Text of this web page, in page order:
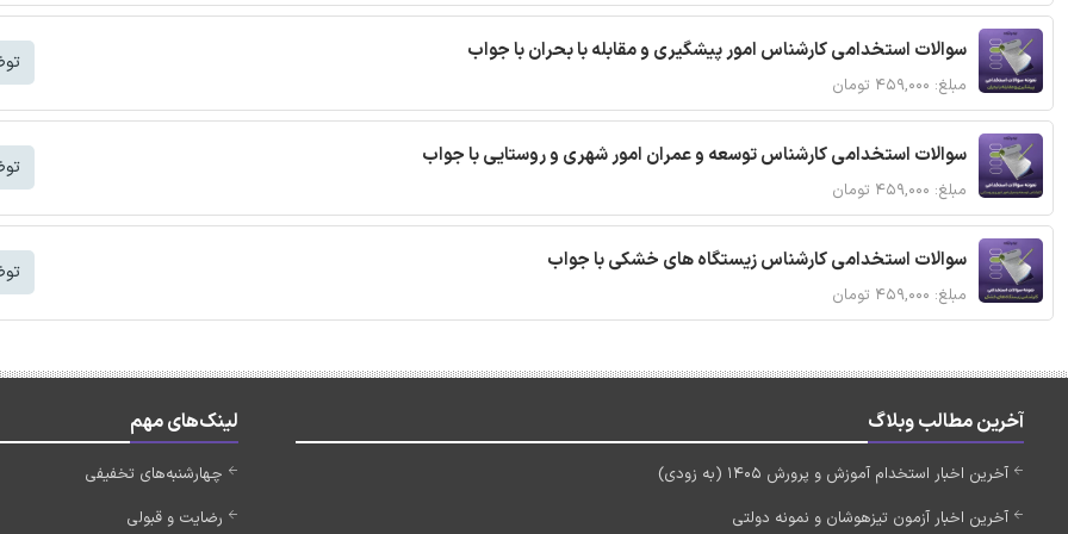
سوالات استخدامی کارشناس امور پیشگیری و مقابله با بحران با جواب
مبلغ: ۴۵۹,۰۰۰ تومان
سوالات استخدامی کارشناس توسعه و عمران امور شهری و روستایی با جواب
مبلغ: ۴۵۹,۰۰۰ تومان
سوالات استخدامی کارشناس زیستگاه های خشکی با جواب
مبلغ: ۴۵۹,۰۰۰ تومان
آخرین مطالب وبلاگ
آخرین اخبار استخدام آموزش و پرورش 1405 (به زودی)
آخرین اخبار آزمون تیزهوشان و نمونه دولتی
لینک‌های مهم
چهارشنبه‌های تخفیفی
رضایت و قبولی